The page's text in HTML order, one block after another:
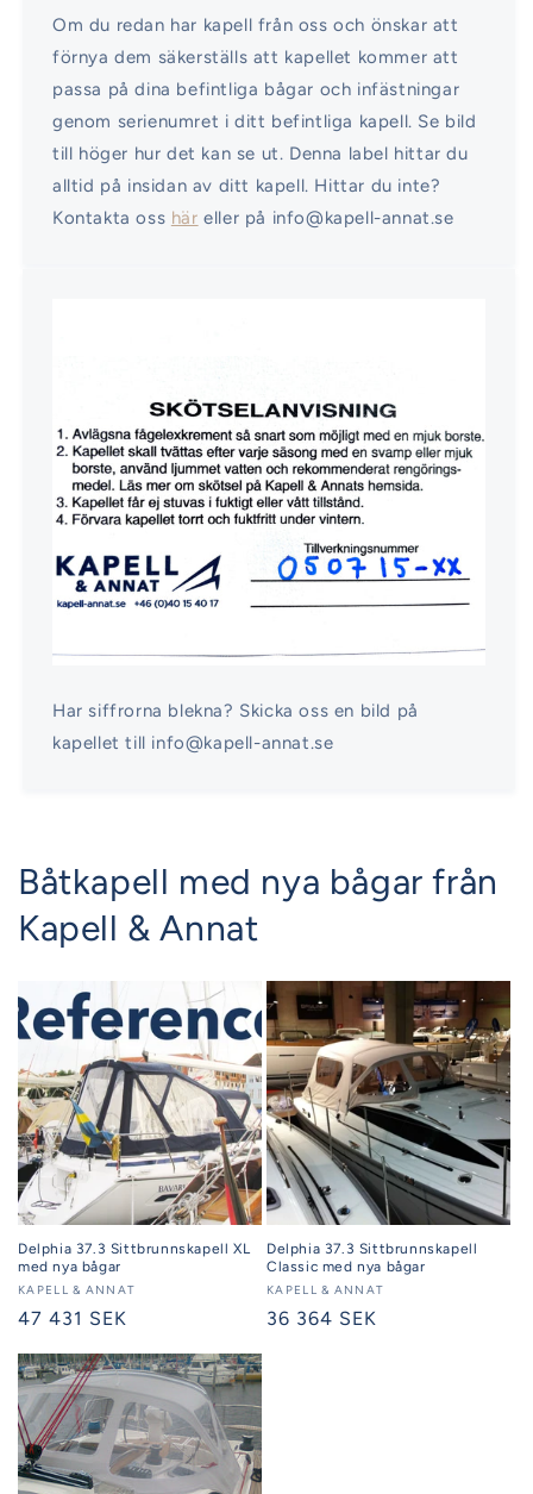
Om du redan har kapell från oss och önskar att
förnya dem säkerställs att kapellet kommer att
passa på dina befintliga bågar och infästningar
genom serienumret i ditt befintliga kapell. Se bild
till höger hur det kan se ut. Denna label hittar du
alltid på insidan av ditt kapell. Hittar du inte?
Kontakta oss här eller på info@kapell-annat.se
Har siffrorna blekna? Skicka oss en bild på
kapellet till info@kapell-annat.se
Båtkapell med nya bågar från
Kapell & Annat
Delphia 37.3 Sittbrunnskapell XL
med nya bågar
Säljare:
KAPELL & ANNAT
Ordinarie
47 431 SEK
Delphia 37.3 Sittbrunnskapell
Classic med nya bågar
Säljare:
KAPELL & ANNAT
Ordinarie
36 364 SEK